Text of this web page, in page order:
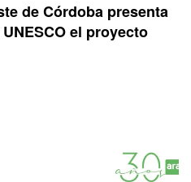
de Córdoba presenta
el proyecto